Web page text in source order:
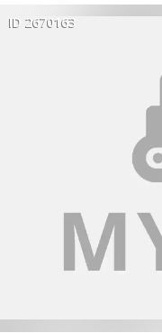
ID 2670163